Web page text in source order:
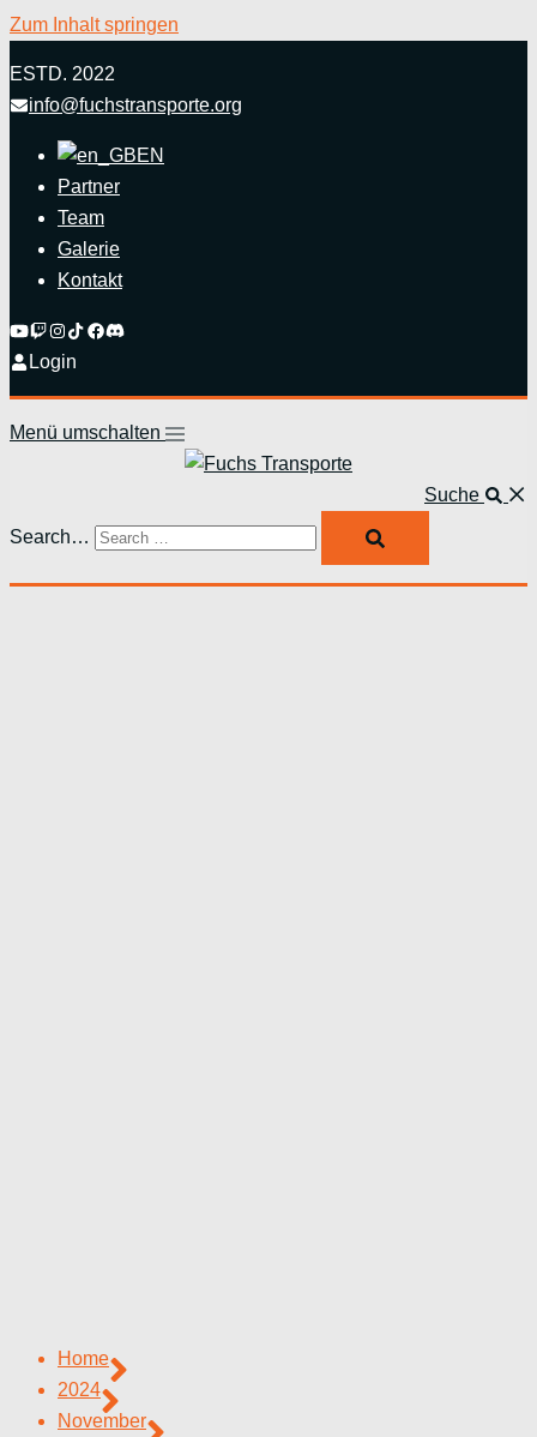
Zum Inhalt springen
ESTD. 2022
info@fuchstransporte.org
EN
Partner
Team
Galerie
Kontakt
Login
Menü umschalten
Suche
Search…
Home
2024
November